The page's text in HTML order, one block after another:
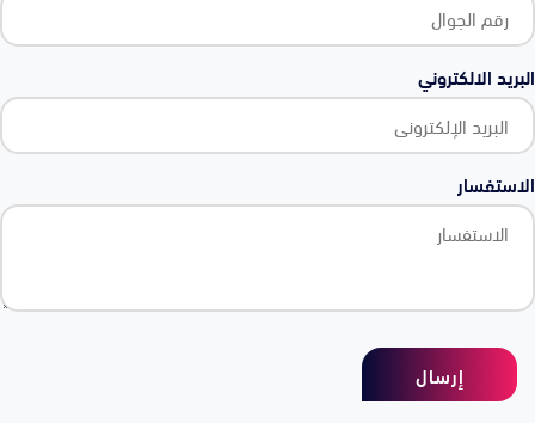
البريد الالكتروني
الاستفسار
إرسال